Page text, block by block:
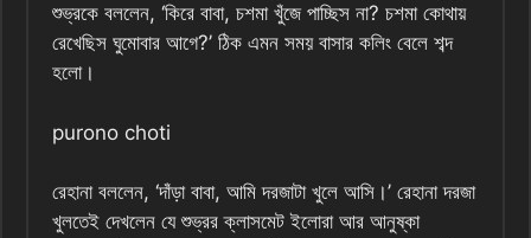
শুভ্রকে বললেন, ‘কিরে বাবা, চশমা খুঁজে পাচ্ছিস না? চশমা কোথায়
রেখেছিস ঘুমোবার আগে?’ ঠিক এমন সময় বাসার কলিং বেলে শব্দ
হলো।
purono choti
রেহানা বললেন, ‘দাঁড়া বাবা, আমি দরজাটা খুলে আসি।’ রেহানা দরজা
খুলতেই দেখলেন যে শুভ্রর ক্লাসমেট ইলোরা আর আনুষ্কা